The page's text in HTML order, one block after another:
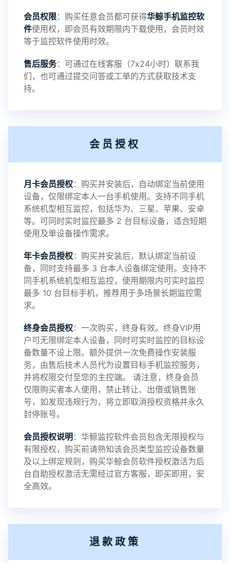
录文件改为自定义文件名称
提示：
提示1：为避免异常风险情况，传输对方手机数据文
件至本地请先切换代理网络
鲸监控存在的问题与所需的更多功能，华鲸手机监
控将持续为您创造更优秀的监控APP
2025-01-13 V3.7
2024-10-08 V3.6
2024-03-16 V3.5
2023-01-12 V3.3
会员权限：购买任意会员都可获得华鲸手机监控软
件使用权，即会员有效期限内下载使用，会员时效
等于监控软件使用时效。
售后服务：可通过在线客服（7x24小时）联系我
们，也可通过提交问答或工单的方式获取技术支
持。
会员授权
月卡会员授权：购买并安装后，自动绑定当前使用
设备，仅限绑定本人一台手机使用。支持不同手机
系统机型相互监控，包括华为、三星、苹果、安卓
等。可同时实时监控最多 2 台目标设备，适合短期
使用及单设备操作需求。
年卡会员授权：购买并安装后，默认绑定当前设
备，同时支持最多 3 台本人设备绑定使用。支持不
同手机系统机型相互监控，使用期限内可实时监控
最多 10 台目标手机，推荐用于多场景长期监控需
求。
终身会员授权：一次购买，终身有效。终身VIP用
户可无限绑定本人设备，同时可实时监控的目标设
备数量不设上限。额外提供一次免费操作安装服
务，由售后技术人员代为设置目标手机监控服务，
并将权限交付至您的主控端。 请注意，终身会员
仅限购买者本人使用，禁止转让、出借或销售账
号，如发现违规行为，将立即取消授权资格并永久
封停账号。
会员授权说明 ：华鲸监控软件会员包含无限授权与
有限授权，购买前请熟知该会员类型监控设备数量
及以上绑定规则，购买华鲸会员软件授权激活为后
台自助授权激活无需经过官方客服，即买即用，安
全高效。
退款政策